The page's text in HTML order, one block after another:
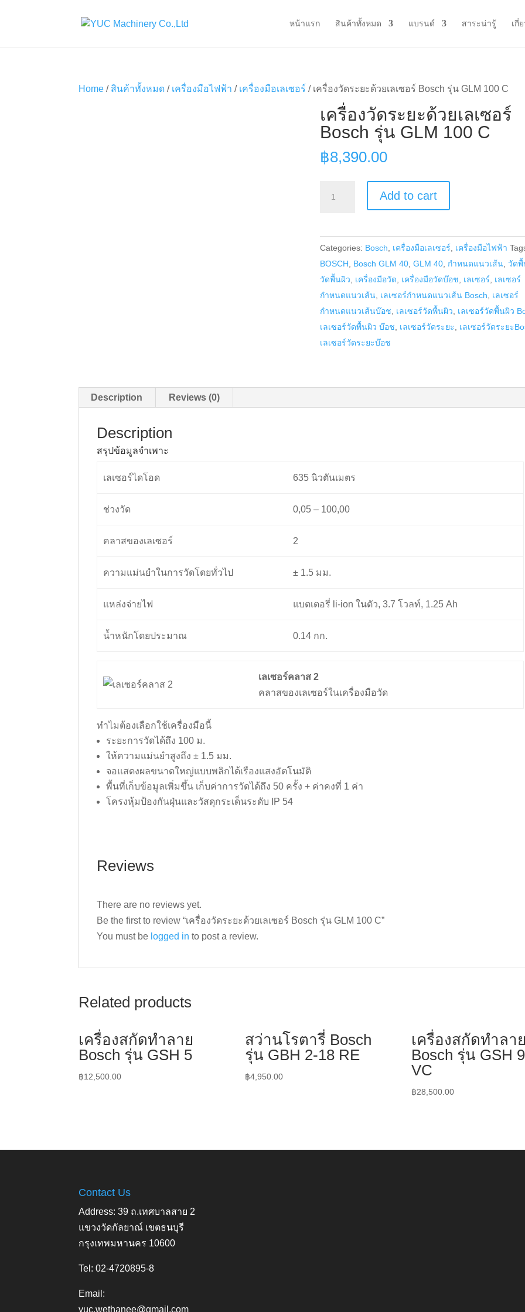
หน้าแรก สินค้าทั้งหมด แบรนด์ สาระน่ารู้ เกี่
Home / สินค้าทั้งหมด / เครื่องมือไฟฟ้า / เครื่องมือเลเซอร์ / เครื่องวัดระยะด้วยเลเซอร์ Bosch รุ่น GLM 100 C
เครื่องวัดระยะด้วยเลเซอร์
Bosch รุ่น GLM 100 C
฿8,390.00
ด้วย
เลเซอร์
Bosch
รุ่น
GLM
100
C
quantity
Add to cart
Categories: Bosch เครื่องมือเลเซอร์ เครื่องมือไฟฟ้า
BOSCH
Bosch GLM 40 ,GLM 40 กำหนดแนวเส้น วัด
วัดพื้นผิว
เครื่องมือวัด เครื่องมือวัดบ๊อช เลเซอร์
เลเซอร์
กำหนดแนวเส้น เลเซอร์กำหนดแนวเส้น Bosch
เลเซอร์
กำหนดแนวเส้นบ๊อช
เลเซอร์วัดพื้นผิว
เลเซอร์วัดพื้นผิว
เลเซอร์วัดพื้นผิว บ๊อช
เลเซอร์วัดระยะ
เลเซอร์วัดระยะ
เลเซอร์วัดระยะบ๊อช
Description Reviews (0)
Description
สรุปข้อมูลจำเพาะ
เลเซอร์ไดโอด 635 นิวตันเมตร
ช่วงวัด 0,05 – 100,00
คลาสของเลเซอร์ 2
ความแม่นยำในการวัดโดยทั่วไป ± 1.5 มม.
แหล่งจ่ายไฟ แบตเตอรี่ li-ion ในตัว, 3.7 โวลท์, 1.25 Ah
น้ำหนักโดยประมาณ 0.14 กก.
เลเซอร์คลาส 2
คลาสของเลเซอร์ในเครื่องมือวัด
ทำไมต้องเลือกใช้เครื่องมือนี้
ระยะการวัดได้ถึง 100 ม.
ให้ความแม่นยำสูงถึง ± 1.5 มม.
จอแสดงผลขนาดใหญ่แบบพลิกได้เรืองแสงอัตโนมัติ
พื้นที่เก็บข้อมูลเพิ่มขึ้น เก็บค่าการวัดได้ถึง 50 ครั้ง + ค่าคงที่ 1 ค่า
โครงหุ้มป้องกันฝุ่นและวัสดุกระเด็นระดับ IP 54
Reviews
There are no reviews yet.
Be the first to review “เครื่องวัดระยะด้วยเลเซอร์ Bosch รุ่น GLM 100 C”
You must be logged in to post a review.
Related products
เครื่องสกัดทำลาย
Bosch รุ่น GSH 5
฿12,500.00
สว่านโรตารี่ Bosch
รุ่น GBH 2-18 RE
฿4,950.00
เครื่องสกัดทำลา
Bosch รุ่น GSH 9
VC
฿28,500.00
Contact Us
Address: 39 ถ.เทศบาลสาย 2
แขวงวัดกัลยาณ์ เขตธนบุรี
กรุงเทพมหานคร 10600
Tel: 02-4720895-8
Email:
yuc.wethanee@gmail.com